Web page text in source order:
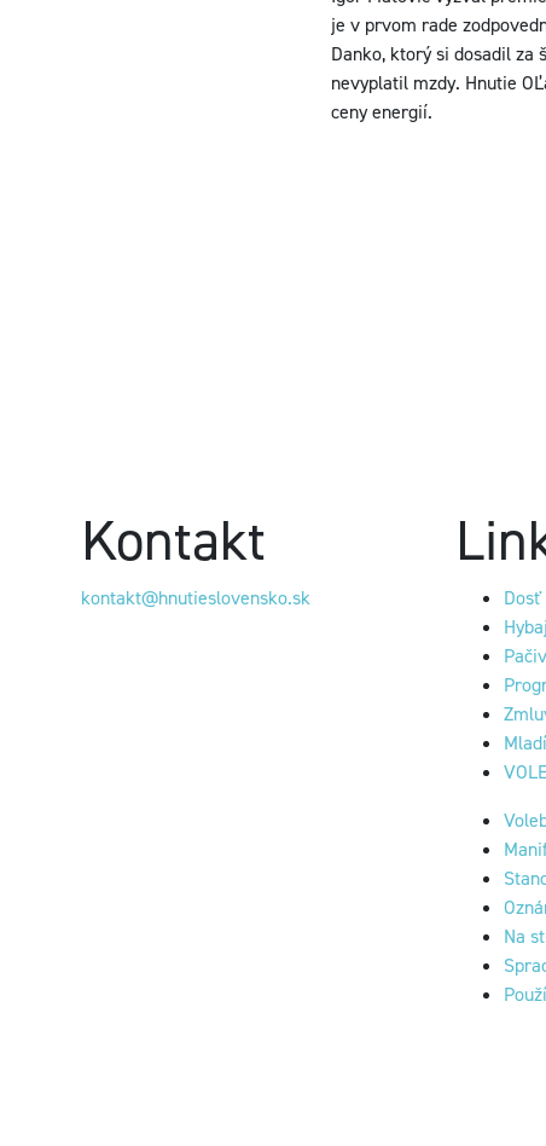
je v prvom rade
Danko, ktorý si dosadil
nevyplatil mzdy. Hnutie
ceny energií.
Kontakt
kontakt@hnutieslovensko.sk
Dosť
Na